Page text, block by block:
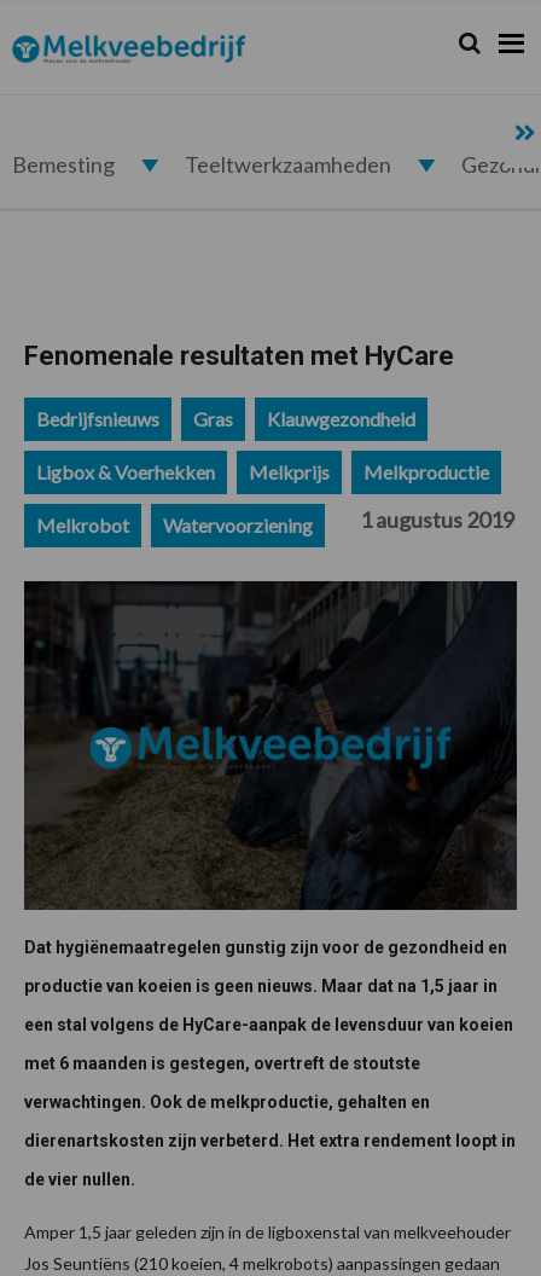
de
hoofdnavigatie
de
hoofd
de
eerste
de
voettekst
Melkveebedrijf.nl Zoeken...
Zoek
Bemesting Teeltwerkzaamheden
Fenomenale resultaten met HyCare
Bedrijfsnieuws Gras Klauwgezondheid
Ligbox & Voerhekken Melkprijs Melkproductie
Melkrobot Watervoorziening 1 augustus 2019
Dat hygiënemaatregelen gunstig zijn voor de gezondheid en
productie van koeien is geen nieuws. Maar dat na 1,5 jaar in
een stal volgens de HyCare-aanpak de levensduur van koeien
met 6 maanden is gestegen, overtreft de stoutste
verwachtingen. Ook de melkproductie, gehalten en
dierenartskosten zijn verbeterd. Het extra rendement loopt in
de vier nullen.
Amper 1,5 jaar geleden zijn in de ligboxenstal van melkveehouder
Jos Seuntiëns (210 koeien, 4 melkrobots) aanpassingen gedaan